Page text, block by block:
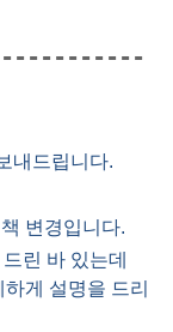
내드립니다.
변경입니다.
린 바 있는데
게 설명을 드리